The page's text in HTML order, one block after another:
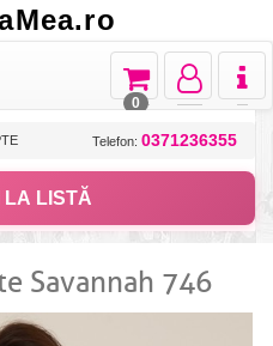
Toggle
Toggle
navigation
Toggle
navigation
0
Telefon: 0371236355
LA LISTĂ
Savannah 746